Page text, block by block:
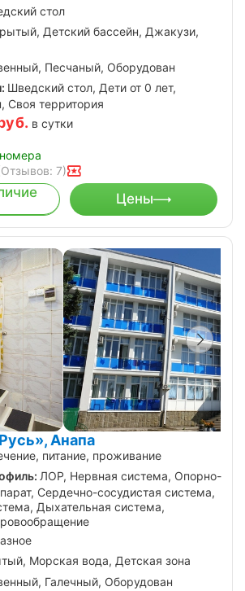
стол
Детский бассейн, Джакузи,
Песчаный, Оборудован
Шведский стол, Дети от 0 лет,
Своя территория
в сутки
7)
Цены
Анапа
питание, проживание
ЛОР, Нервная система, Опорно-
Сердечно-сосудистая система,
Дыхательная система,
Морская вода, Детская зона
Галечный, Оборудован